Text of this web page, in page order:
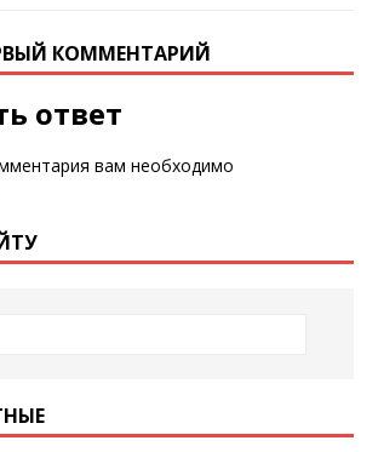
КОММЕНТАРИЙ
ответ
вам необходимо